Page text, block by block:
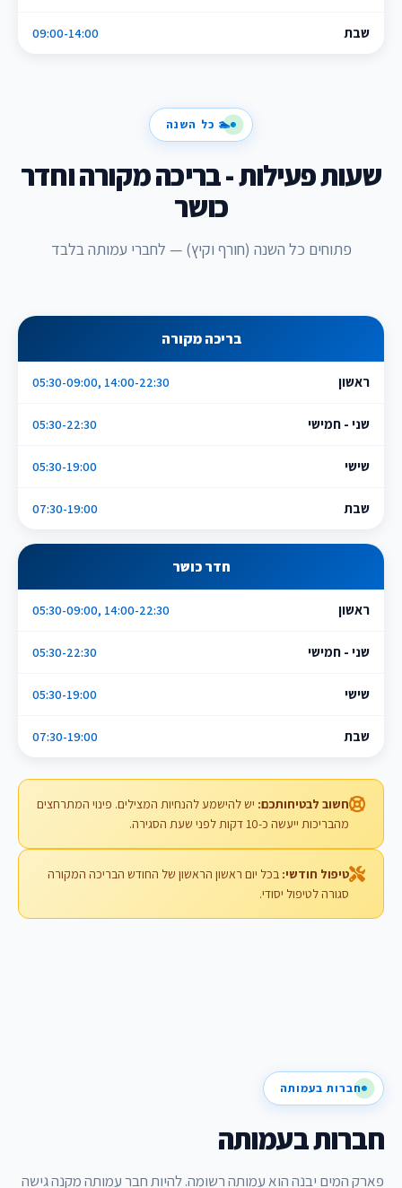
שבת 09:00-14:00
🏊 כל השנה
שעות פעילות - בריכה מקורה וחדר
כושר
פתוחים כל השנה (חורף וקיץ) — לחברי עמותה בלבד
בריכה מקורה
ראשון 05:30-09:00, 14:00-22:30
שני - חמישי 05:30-22:30
שישי 05:30-19:00
שבת 07:30-19:00
חדר כושר
ראשון 05:30-09:00, 14:00-22:30
שני - חמישי 05:30-22:30
שישי 05:30-19:00
שבת 07:30-19:00
חשוב לבטיחותכם: יש להישמע להנחיות המצילים. פינוי המתרחצים
מהבריכות ייעשה כ-10 דקות לפני שעת הסגירה.
טיפול חודשי: בכל יום ראשון הראשון של החודש הבריכה המקורה
סגורה לטיפול יסודי.
חברות בעמותה
חברות בעמותה
פארק המים יבנה הוא עמותה רשומה. להיות חבר עמותה מקנה גישה